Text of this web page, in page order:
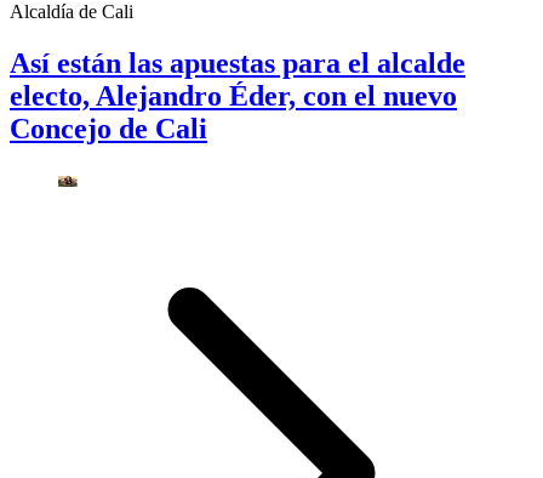
Alcaldía de Cali
Así están las apuestas para el alcalde
electo, Alejandro Éder, con el nuevo
Concejo de Cali